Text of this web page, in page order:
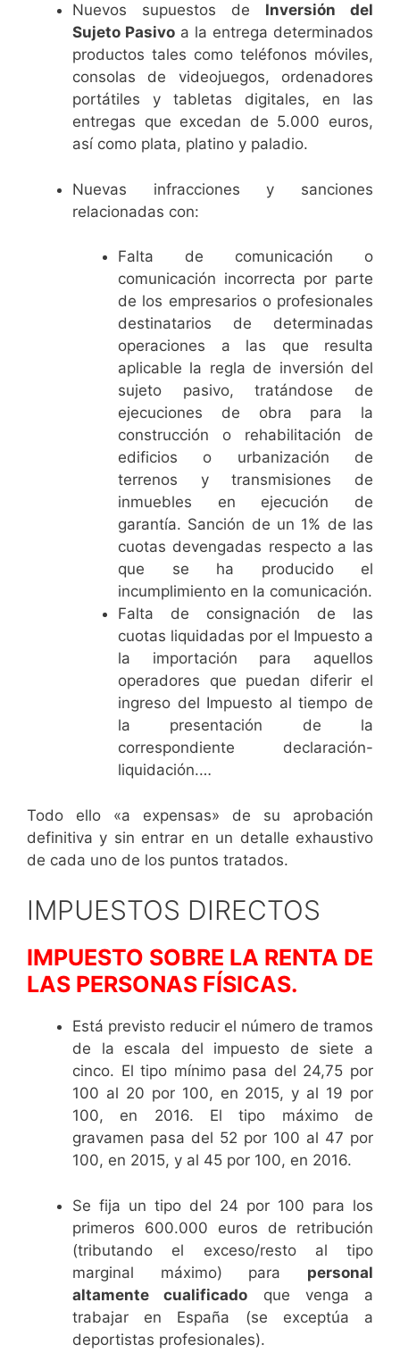
Nuevos supuestos de Inversión del
Sujeto Pasivo a la entrega determinados
productos tales como teléfonos móviles,
consolas de videojuegos, ordenadores
portátiles y tabletas digitales, en las
entregas que excedan de 5.000 euros,
así como plata, platino y paladio.
Nuevas infracciones y sanciones
relacionadas con:
Falta de comunicación o
comunicación incorrecta por parte
de los empresarios o profesionales
destinatarios de determinadas
operaciones a las que resulta
aplicable la regla de inversión del
sujeto pasivo, tratándose de
ejecuciones de obra para la
construcción o rehabilitación de
edificios o urbanización de
terrenos y transmisiones de
inmuebles en ejecución de
garantía. Sanción de un 1% de las
cuotas devengadas respecto a las
que se ha producido el
incumplimiento en la comunicación.
Falta de consignación de las
cuotas liquidadas por el Impuesto a
la importación para aquellos
operadores que puedan diferir el
ingreso del Impuesto al tiempo de
la presentación de la
correspondiente declaración-
liquidación.…
Todo ello «a expensas» de su aprobación
definitiva y sin entrar en un detalle exhaustivo
de cada uno de los puntos tratados.
IMPUESTOS DIRECTOS
IMPUESTO SOBRE LA RENTA DE
LAS PERSONAS FÍSICAS.
Está previsto reducir el número de tramos
de la escala del impuesto de siete a
cinco. El tipo mínimo pasa del 24,75 por
100 al 20 por 100, en 2015, y al 19 por
100, en 2016. El tipo máximo de
gravamen pasa del 52 por 100 al 47 por
100, en 2015, y al 45 por 100, en 2016.
Se fija un tipo del 24 por 100 para los
primeros 600.000 euros de retribución
(tributando el exceso/resto al tipo
marginal máximo) para personal
altamente cualificado que venga a
trabajar en España (se exceptúa a
deportistas profesionales).